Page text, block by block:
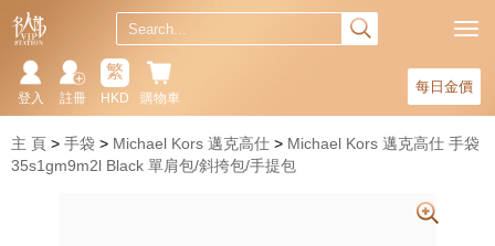
每日金價
購物車
繁
HKD
註冊
登入
主 頁 手袋 Michael Kors 邁克高仕
Michael Kors 邁克高仕 手袋
35s1gm9m2l Black 單肩包/斜挎包/手提包